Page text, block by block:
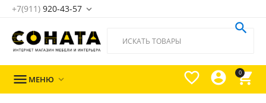
+7(911) 920-43-57 
0




 МЕНЮ 